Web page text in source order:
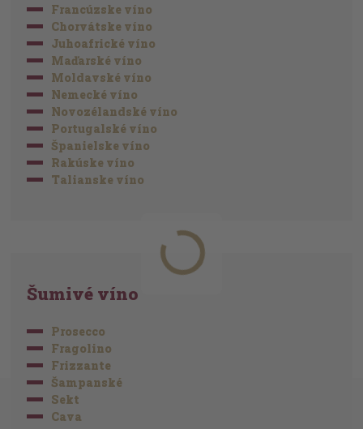
Francúzske víno
Chorvátske víno
Juhoafrické víno
Maďarské víno
Moldavské víno
Nemecké víno
Novozélandské víno
Portugalské víno
Španielske víno
Rakúske víno
Talianske víno
Šumivé víno
Prosecco
Fragolino
Frizzante
Šampanské
Sekt
Cava